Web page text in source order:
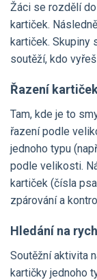
Žáci se rozdělí
kartiček.
kartiček. Skupiny
soutěží, kdo
Řazení
Tam, kde je to
řazení podle
jednoho typu
podle velikosti.
kartiček (čísla
zpárování a
Hledání na
Soutěžní aktivita
kartičky jednoho